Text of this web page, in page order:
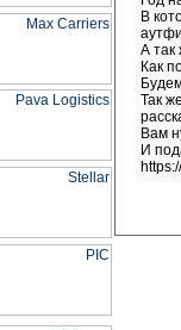
В
А так
Как
Так
Вам
И